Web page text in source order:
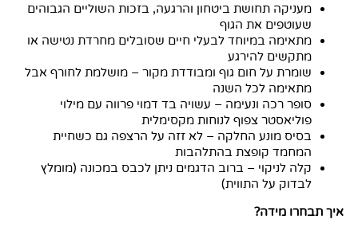
מעניקה תחושת ביטחון והרגעה, בזכות השוליים הגבוהים
שעוטפים את הגוף
מתאימה במיוחד לבעלי חיים שסובלים מחרדת נטישה או
מתקשים להירגע
שומרת על חום גוף ומבודדת מקור – מושלמת לחורף אבל
מתאימה לכל השנה
סופר רכה ונעימה – עשויה בד דמוי פרווה עם מילוי
פוליאסטר צפוף לנוחות מקסימלית
בסיס מונע החלקה – לא זזה על הרצפה גם כשחיית
המחמד קופצת בהתלהבות
קלה לניקוי – ברוב הדגמים ניתן לכבס במכונה (מומלץ
לבדוק על התווית)
איך תבחרו מידה?